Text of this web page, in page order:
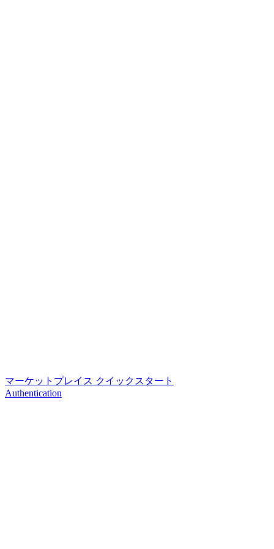
マーケットプレイス クイックスタート
Authentication